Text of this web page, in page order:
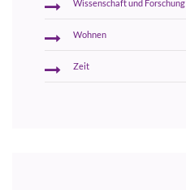
Wissenschaft und Forschung
Wohnen
Zeit